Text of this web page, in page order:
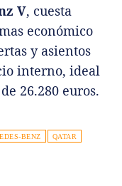
V, cuesta
económico
y asientos
interno, ideal
26.280 euros.
BENZ QATAR